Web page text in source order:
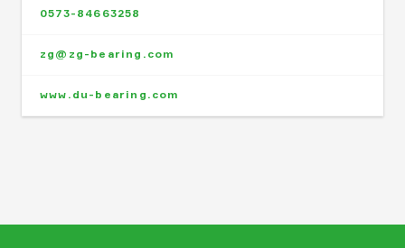
0573-84663258
zg@zg-bearing.com
www.du-bearing.com